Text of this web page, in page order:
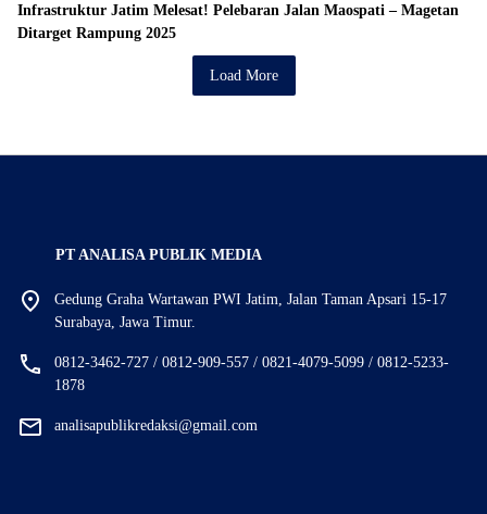
Infrastruktur Jatim Melesat! Pelebaran Jalan Maospati – Magetan
Ditarget Rampung 2025
Load More
PT ANALISA PUBLIK MEDIA
Gedung Graha Wartawan PWI Jatim, Jalan Taman Apsari 15-17
Surabaya, Jawa Timur.
0812-3462-727 / 0812-909-557 / 0821-4079-5099 / 0812-5233-
1878
analisapublikredaksi@gmail.com